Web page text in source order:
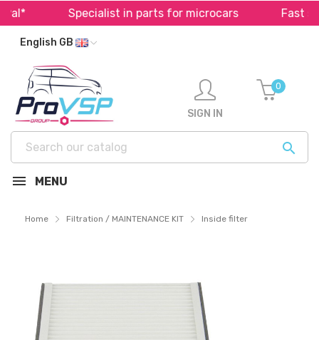
Specialist in parts for microcars Fast
English GB

SIGN IN
0
MENU
Home Filtration / MAINTENANCE KIT Inside filter